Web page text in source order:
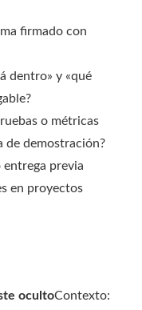
firmado con
dentro» y «qué
o métricas
de demostración?
entrega previa
en proyectos
ocultoContexto: